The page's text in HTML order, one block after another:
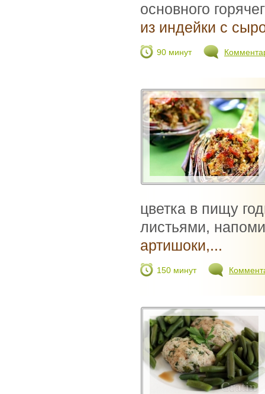
основного
из индейки с
90 минут
цветка в пищу
листьями,
артишоки,...
150 минут